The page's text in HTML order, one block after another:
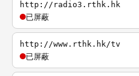
http://radio3.rthk.hk
已屏蔽
http://www.rthk.hk/tv
已屏蔽